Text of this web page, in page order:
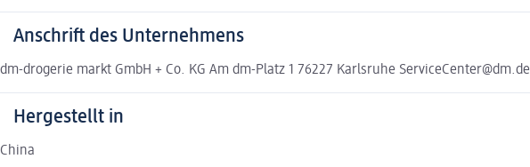
Anschrift des Unternehmens
dm-drogerie markt GmbH + Co. KG Am dm-Platz 1 76227 Karlsruhe ServiceCenter@dm.de
Hergestellt in
China